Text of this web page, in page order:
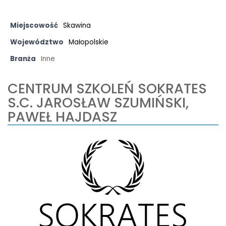
Miejscowość Skawina
Województwo Małopolskie
Branża Inne
CENTRUM SZKOLEŃ SOKRATES
S.C. JAROSŁAW SZUMIŃSKI,
PAWEŁ HAJDASZ